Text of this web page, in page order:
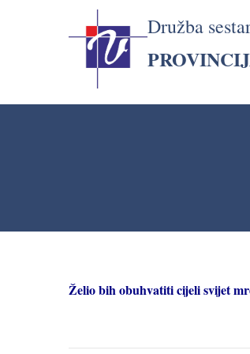
Družba
Želio bih obuhvatiti cijeli svijet